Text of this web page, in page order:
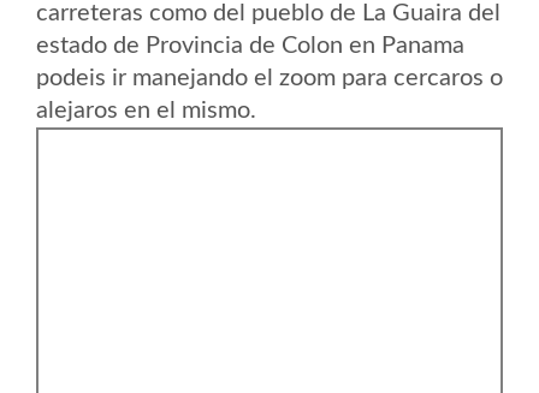
carreteras como del pueblo de La Guaira del
estado de Provincia de Colon en Panama
podeis ir manejando el zoom para cercaros o
alejaros en el mismo.